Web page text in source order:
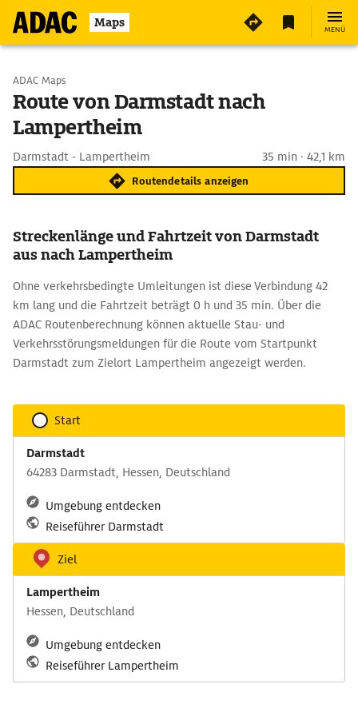
Maps MENÜ
Start wählen
Ziel eingeben
ADAC Maps
Route von Darmstadt nach
Lampertheim
Darmstadt - Lampertheim 35 min · 42,1 km
Routendetails anzeigen
Streckenlänge und Fahrtzeit von Darmstadt
aus nach Lampertheim
Ohne verkehrsbedingte Umleitungen ist diese Verbindung 42
km lang und die Fahrtzeit beträgt 0 h und 35 min. Über die
ADAC Routenberechnung können aktuelle Stau- und
Verkehrsstörungsmeldungen für die Route vom Startpunkt
Darmstadt zum Zielort Lampertheim angezeigt werden.
Start
Darmstadt
64283 Darmstadt, Hessen, Deutschland
Umgebung entdecken
Reiseführer Darmstadt
Ziel
Lampertheim
Hessen, Deutschland
Umgebung entdecken
Reiseführer Lampertheim